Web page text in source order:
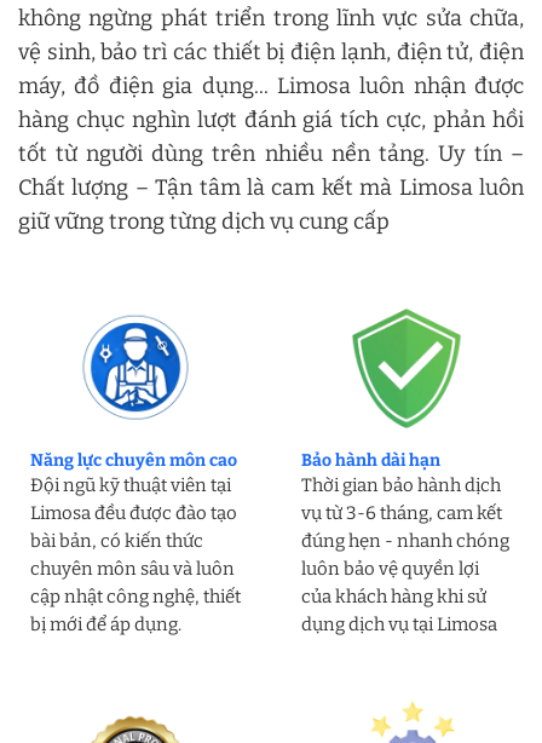
không ngừng phát triển trong lĩnh vực sửa chữa,
vệ sinh, bảo trì các thiết bị điện lạnh, điện tử, điện
máy, đồ điện gia dụng... Limosa luôn nhận được
hàng chục nghìn lượt đánh giá tích cực, phản hồi
tốt từ người dùng trên nhiều nền tảng. Uy tín –
Chất lượng – Tận tâm là cam kết mà Limosa luôn
giữ vững trong từng dịch vụ cung cấp
Năng lực chuyên môn cao
Đội ngũ kỹ thuật viên tại
Limosa đều được đào tạo
bài bản, có kiến thức
chuyên môn sâu và luôn
cập nhật công nghệ, thiết
bị mới để áp dụng.
Bảo hành dài hạn
Thời gian bảo hành dịch
vụ từ 3-6 tháng, cam kết
đúng hẹn - nhanh chóng
luôn bảo vệ quyền lợi
của khách hàng khi sử
dụng dịch vụ tại Limosa